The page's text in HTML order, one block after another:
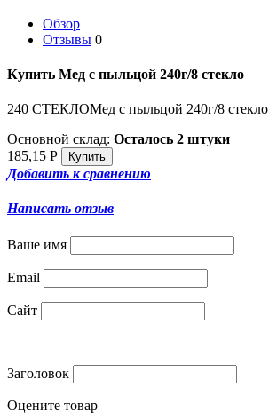
Обзор
Отзывы 0
Купить Мед с пыльцой 240г/8 стекло
240 СТЕКЛОМед с пыльцой 240г/8 стекло
Основной склад: Осталось 2 штуки
185,15 Р
Добавить к сравнению
Написать отзыв
Ваше имя
Email
Сайт
Заголовок
Оцените товар